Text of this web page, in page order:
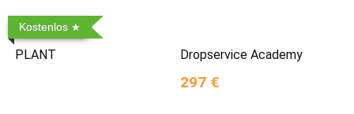
Kostenlos
PLANT Dropservice Academy
297 €